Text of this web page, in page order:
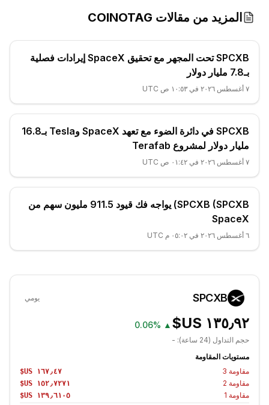
المزيد من مقالات COINOTAG
SPCXB تحت المجهر مع تحقيق SpaceX إيرادات فصلية
بـ7.8 مليار دولار
٧ أغسطس ٢٠٢٦ في ١٠:٥٣ ص UTC
SPCXB في دائرة الضوء مع تعهد SpaceX وTesla بـ16.8
مليار دولار لمشروع Terafab
٧ أغسطس ٢٠٢٦ في ٠١:٤٢ ص UTC
SPCXB (SPCXB) يواجه فك قيود 911.5 مليون سهم من
SpaceX
٦ أغسطس ٢٠٢٦ في ٠٥:٠٢ م UTC
SPCXB يومي
▲
0.06%
حجم التداول (24 ساعة):
-
مستويات المقاومة
مقاومة 3
مقاومة 2
مقاومة 1